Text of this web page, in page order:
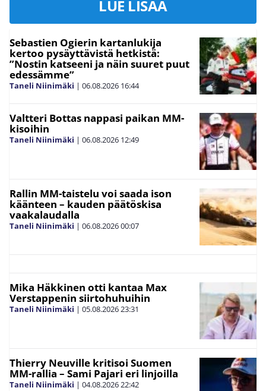
LUE LISÄÄ
Sebastien Ogierin kartanlukija
kertoo pysäyttävistä hetkistä:
”Nostin katseeni ja näin suuret puut
edessämme”
Taneli Niinimäki | 06.08.2026 16:44
Valtteri Bottas nappasi paikan MM-
kisoihin
Taneli Niinimäki | 06.08.2026 12:49
Rallin MM-taistelu voi saada ison
käänteen – kauden päätöskisa
vaakalaudalla
Taneli Niinimäki | 06.08.202600:07
Mika Häkkinen otti kantaa Max
Verstappenin siirtohuhuihin
Taneli Niinimäki | 05.08.202623:31
Thierry Neuville kritisoi Suomen
MM-rallia – Sami Pajari eri linjoilla
Taneli Niinimäki | 04.08.202622:42